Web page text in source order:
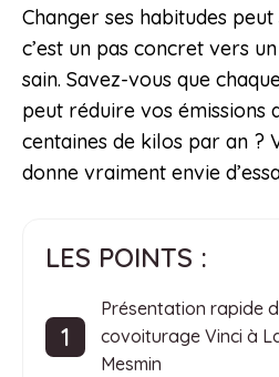
Changer ses habitudes
c’est un pas concret vers
sain. Savez-vous que
peut réduire vos émissions
centaines de kilos par an ?
donne vraiment envie
LES POINTS :
Présentation rapide
covoiturage Vinci à
Mesmin